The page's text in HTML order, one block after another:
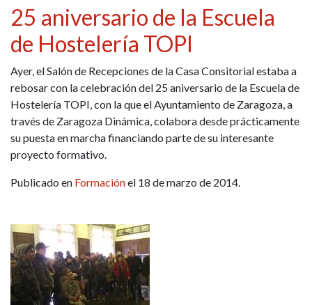
25 aniversario de la Escuela
de Hostelería TOPI
Ayer, el Salón de Recepciones de la Casa Consitorial estaba a
rebosar con la celebración del 25 aniversario de la Escuela de
Hostelería TOPI, con la que el Ayuntamiento de Zaragoza, a
través de Zaragoza Dinámica, colabora desde prácticamente
su puesta en marcha financiando parte de su interesante
proyecto formativo.
Publicado en Formaciónel 18 de marzo de 2014.